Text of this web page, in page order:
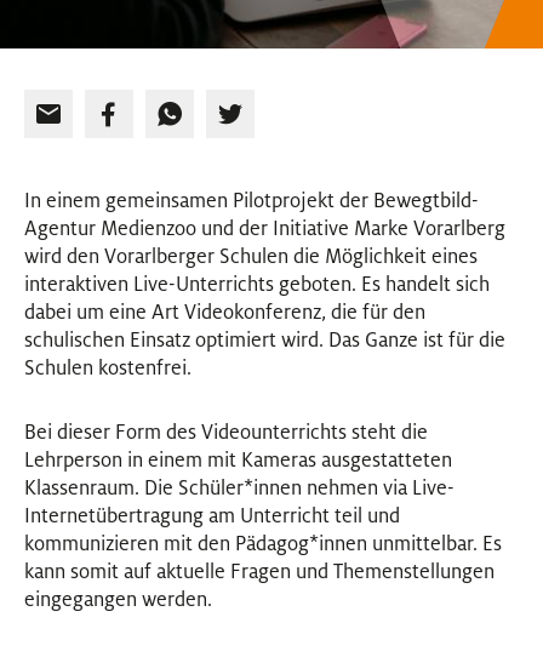
In einem gemeinsamen Pilotprojekt der Bewegtbild-
Agentur Medienzoo und der Initiative Marke Vorarlberg
wird den Vorarlberger Schulen die Möglichkeit eines
interaktiven Live-Unterrichts geboten. Es handelt sich
dabei um eine Art Videokonferenz, die für den
schulischen Einsatz optimiert wird. Das Ganze ist für die
Schulen kostenfrei.
Bei dieser Form des Videounterrichts steht die
Lehrperson in einem mit Kameras ausgestatteten
Klassenraum. Die Schüler*innen Innen
nehmen via Live-
Internetübertragung am Unterricht teil und
kommunizieren mit den Pädagog*innen Innen
unmittelbar. Es
kann somit auf aktuelle Fragen und Themenstellungen
eingegangen werden.